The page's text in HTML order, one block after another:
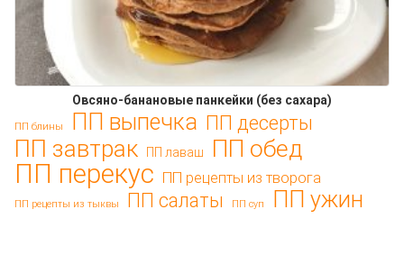
Овсяно-банановые панкейки (без сахара)
ПП блины ПП выпечка ПП десерты
ПП завтрак ПП лаваш ПП обед
ПП перекус ПП рецепты из творога
ПП рецепты из тыквы ПП салаты ПП суп ПП ужин